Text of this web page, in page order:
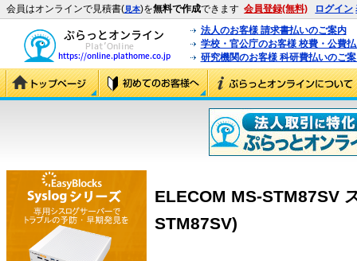
会員はオンラインで見積書(見本)を無料で作成できます 会員登録(無料) ログイン
法人のお客様 請求書払いのご案内
学校・官公庁のお客様 校費・公費
研究機関のお客様 科研費払いのご
ELECOM MS-STM87SV
STM87SV)